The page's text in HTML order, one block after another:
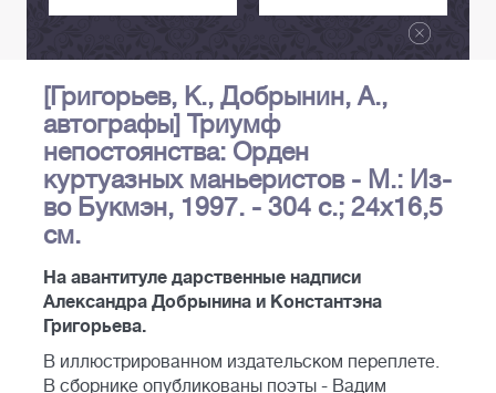
[Григорьев, К., Добрынин, А.,
автографы] Триумф
непостоянства: Орден
куртуазных маньеристов - М.: Из-
во Букмэн, 1997. - 304 с.; 24х16,5
см.
На авантитуле дарственные надписи
Александра Добрынина и Константэна
Григорьева.
В иллюстрированном издательском переплете.
В сборнике опубликованы поэты - Вадим